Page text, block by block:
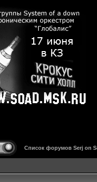
Список форумов Serj on